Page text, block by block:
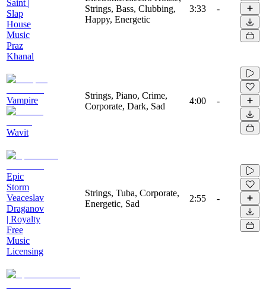
Saint |
Slap
House
Music
Praz
Khanal
Strings, Bass, Clubbing,
Happy, Energetic
3:33 -
Vampire
Wavit
Strings, Piano, Crime,
Corporate, Dark, Sad
4:00 -
Epic
Storm
Veaceslav
Draganov
| Royalty
Free
Music
Licensing
Strings, Tuba, Corporate,
Energetic, Sad
2:55 -